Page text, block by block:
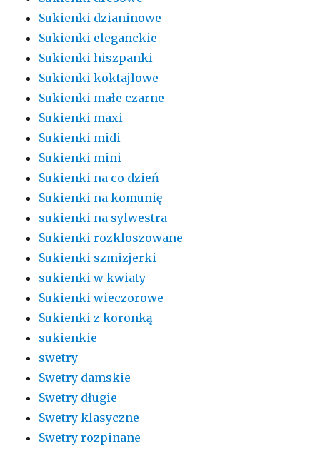
Sukienki dzianinowe
Sukienki eleganckie
Sukienki hiszpanki
Sukienki koktajlowe
Sukienki małe czarne
Sukienki maxi
Sukienki midi
Sukienki mini
Sukienki na co dzień
Sukienki na komunię
sukienki na sylwestra
Sukienki rozkloszowane
Sukienki szmizjerki
sukienki w kwiaty
Sukienki wieczorowe
Sukienki z koronką
sukienkie
swetry
Swetry damskie
Swetry długie
Swetry klasyczne
Swetry rozpinane